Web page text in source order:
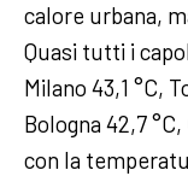
calore urbana,
Quasi tutti i
Milano 43,1 °C,
Bologna 42,7
con la